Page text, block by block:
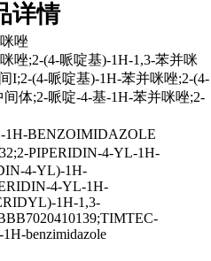
详情
唑
唑;2-(4-哌啶基)-1H-1,3-苯并咪
I;2-(4-哌啶基)-1H-苯并咪唑;2-(4-
体;2-哌啶-4-基-1H-苯并咪唑;2-
1H-BENZOIMIDAZOLE
PIPERIDIN-4-YL-1H-
4-YL)-1H-
4-YL-1H-
1H-1,3-
benzimidazole